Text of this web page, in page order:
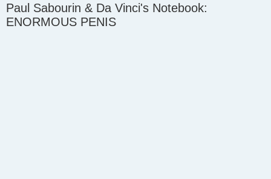
s
t
Paul Sabourin & Da Vinci's Notebook:
ENORMOUS PENIS